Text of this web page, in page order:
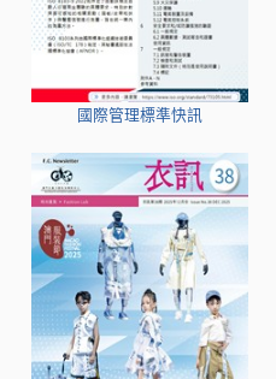
國際管理標準快訊